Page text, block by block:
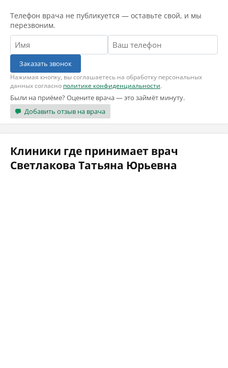
Телефон врача не публикуется — оставьте свой, и мы
перезвоним.
Заказать звонок
Нажимая кнопку, вы соглашаетесь на обработку персональных
данных согласно политике конфиденциальности.
Были на приёме? Оцените врача — это займёт минуту.
Добавить отзыв на врача
Клиники где принимает врач
Светлакова Татьяна Юрьевна